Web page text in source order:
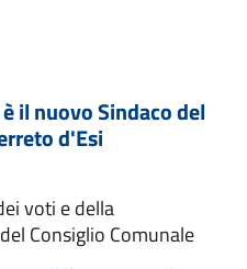
il nuovo Sindaco del
d'Esi
voti e della
Consiglio Comunale